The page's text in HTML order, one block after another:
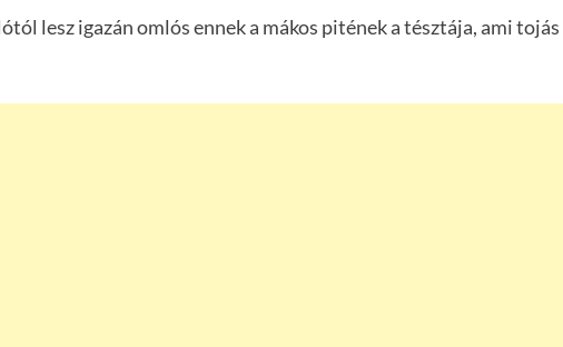
lesz igazán omlós ennek a mákos pitének a tésztája, ami tojás